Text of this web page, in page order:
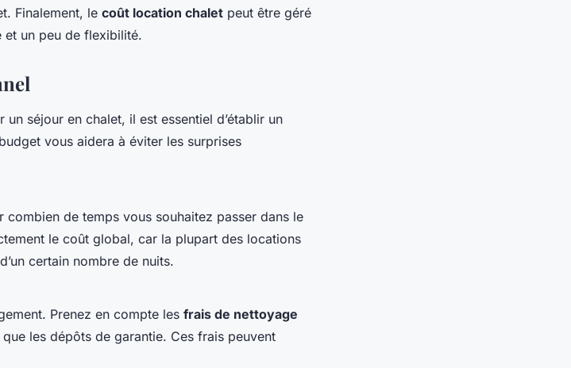
Finalement, le coût location chalet peut être géré
et un peu de flexibilité.
un séjour en chalet, il est essentiel d’établir un
vous aidera à éviter les surprises
combien de temps vous souhaitez passer dans le
le coût global, car la plupart des locations
certain nombre de nuits.
Prenez en compte les frais de nettoyage
les dépôts de garantie. Ces frais peuvent